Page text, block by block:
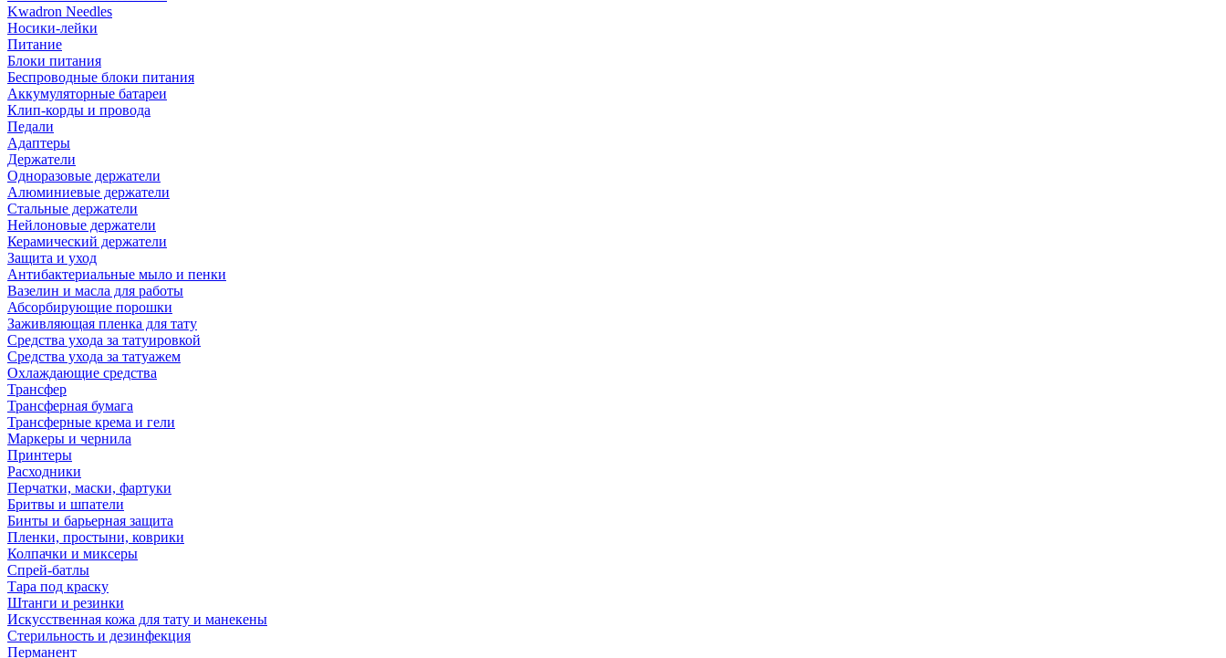
Kwadron Needles
Носики-лейки
Питание
Блоки питания
Беспроводные блоки питания
Аккумуляторные батареи
Клип-корды и провода
Педали
Адаптеры
Держатели
Одноразовые держатели
Алюминиевые держатели
Стальные держатели
Нейлоновые держатели
Керамический держатели
Защита и уход
Антибактериальные мыло и пенки
Вазелин и масла для работы
Абсорбирующие порошки
Заживляющая пленка для тату
Средства ухода за татуировкой
Средства ухода за татуажем
Охлаждающие средства
Трансфер
Трансферная бумага
Трансферные крема и гели
Маркеры и чернила
Принтеры
Расходники
Перчатки, маски, фартуки
Бритвы и шпатели
Бинты и барьерная защита
Пленки, простыни, коврики
Колпачки и миксеры
Спрей-батлы
Тара под краску
Штанги и резинки
Искусственная кожа для тату и манекены
Стерильность и дезинфекция
Перманент